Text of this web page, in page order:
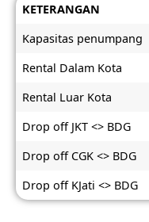
KETERANGAN
Kapasitas penumpang
Rental Dalam Kota
Rental Luar Kota
Drop off JKT <> BDG
Drop off CGK <> BDG
Drop off KJati <> BDG